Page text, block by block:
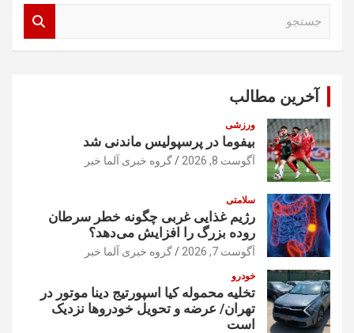
آخرین مطالب
ورزشی
بیفوما در پرسپولیس ماندنی شد
آگوست 8, 2026 گروه خبری آلما خبر
سلامتی
رژیم غذایی غربی چگونه خطر سرطان
روده بزرگ را افزایش می‌دهد؟
آگوست 7, 2026 گروه خبری آلما خبر
خودرو
تخلیه محموله کیا اسپورتیج دینا موتور در
تهران/ عرضه و تحویل خودروها نزدیک
است